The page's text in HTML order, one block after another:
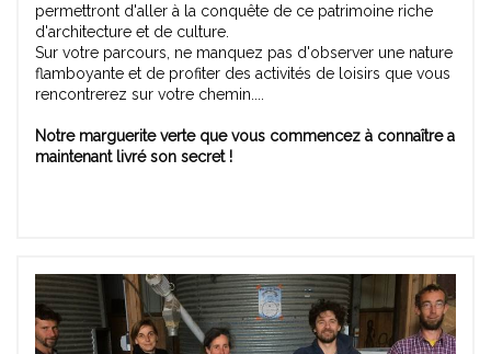
permettront d'aller à la conquête de ce patrimoine riche
d'architecture et de culture.
Sur votre parcours, ne manquez pas d'observer une nature
flamboyante et de profiter des activités de loisirs que vous
rencontrerez sur votre chemin....
Notre marguerite verte que vous commencez à connaître a
maintenant livré son secret !